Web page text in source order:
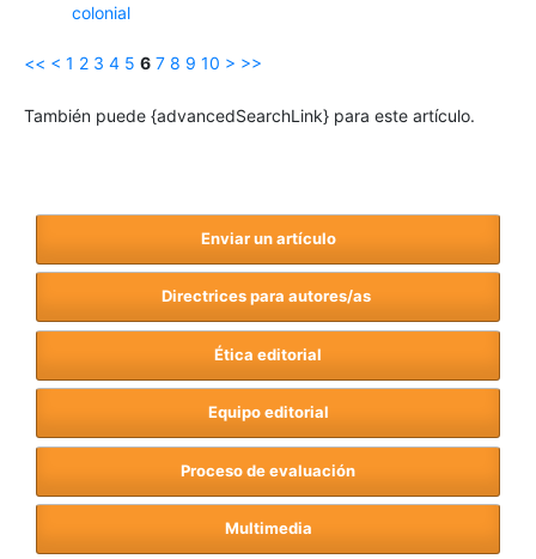
colonial
<< < 1 2 3 4 5 6 7 8 9 10 > >>
También puede {advancedSearchLink} para este artículo.
Enviar un artículo
Directrices para autores/as
Ética editorial
Equipo editorial
Proceso de evaluación
Multimedia